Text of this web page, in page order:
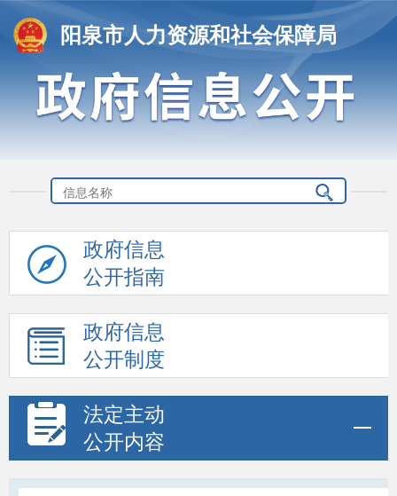
阳泉市人力资源和社会保障局
政府信息
公开指南
政府信息
公开制度
法定主动
公开内容